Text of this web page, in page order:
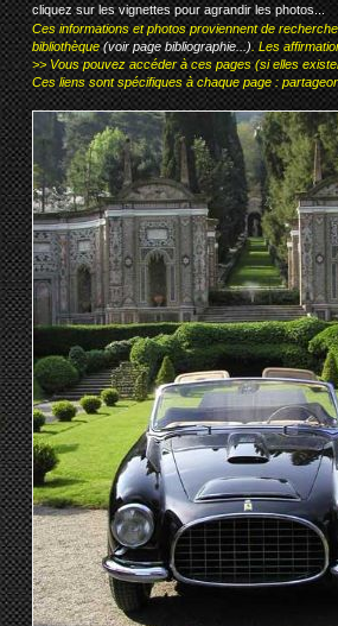
cliquez sur les vignettes pour agrandir les photos...
Ces informations et photos proviennent de
bibliothèque(voir page bibliographie...). Les
>> Vous pouvez accéder à ces pages (si elles
Ces liens sont spécifiques à chaque page :